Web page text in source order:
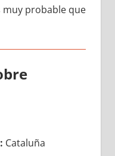
muy probable quе
Cataluña